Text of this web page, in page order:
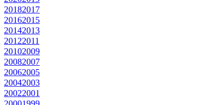
20182017
20162015
20142013
20122011
20102009
20082007
20062005
20042003
20022001